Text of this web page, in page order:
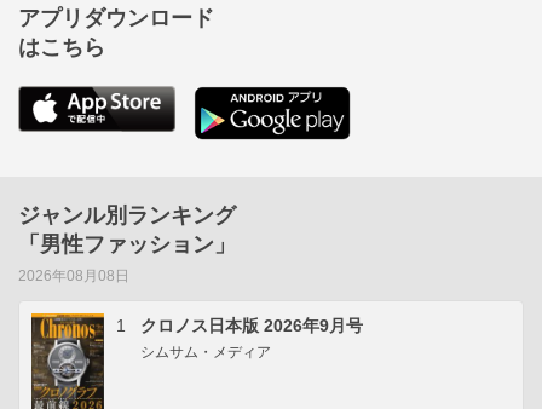
アプリダウンロード
はこちら
ジャンル別ランキング
「男性ファッション」
2026年08月08日
1 クロノス日本版 2026年9月号
シムサム・メディア